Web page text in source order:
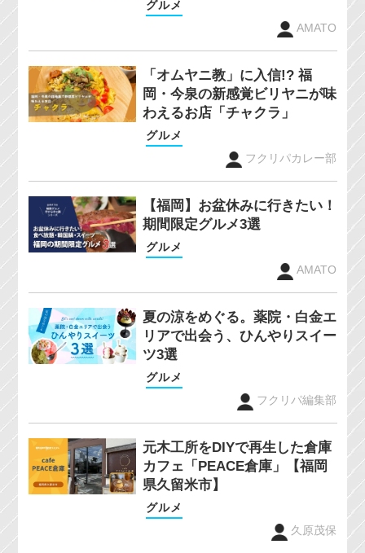
グルメ
AMATO
「オムヤニ教」に入信!? 福
岡・今泉の新感覚ビリヤニが味
わえるお店「チャクラ」
グルメ
フクリパカレー部
【福岡】お盆休みに行きたい！
期間限定グルメ3選
グルメ
AMATO
夏の涼をめぐる。薬院・白金エ
リアで出会う、ひんやりスイー
ツ3選
グルメ
フクリパ編集部
元木工所をDIYで再生した倉庫
カフェ「PEACE倉庫」【福岡
県久留米市】
グルメ
久原茂保